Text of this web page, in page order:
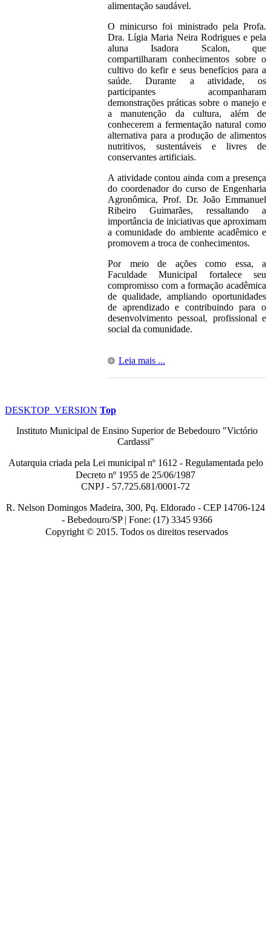
alimentação saudável.
O minicurso foi ministrado pela Profa.
Dra. Lígia Maria Neira Rodrigues e pela
aluna Isadora Scalon, que
compartilharam conhecimentos sobre o
cultivo do kefir e seus benefícios para a
saúde. Durante a atividade, os
participantes acompanharam
demonstrações práticas sobre o manejo e
a manutenção da cultura, além de
conhecerem a fermentação natural como
alternativa para a produção de alimentos
nutritivos, sustentáveis e livres de
conservantes artificiais.
A atividade contou ainda com a presença
do coordenador do curso de Engenharia
Agronômica, Prof. Dr. João Emmanuel
Ribeiro Guimarães, ressaltando a
importância de iniciativas que aproximam
a comunidade do ambiente acadêmico e
promovem a troca de conhecimentos.
Por meio de ações como essa, a
Faculdade Municipal fortalece seu
compromisso com a formação acadêmica
de qualidade, ampliando oportunidades
de aprendizado e contribuindo para o
desenvolvimento pessoal, profissional e
social da comunidade.
Leia mais ...
DESKTOP_VERSION Top
Instituto Municipal de Ensino Superior de Bebedouro "Victório
Cardassi"
Autarquia criada pela Lei municipal nº1612 - Regulamentada pelo
Decreto nº 1955 de 25/06/1987
CNPJ - 57.725.681/0001-72
R. Nelson Domingos Madeira, 300, Pq. Eldorado - CEP 14706-124
- Bebedouro/SP | Fone: (17) 3345 9366
Copyright © 2015. Todos os direitos reservados